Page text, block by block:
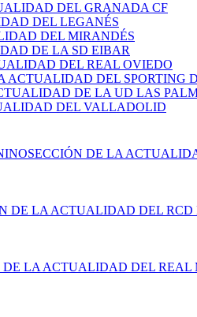
DEL GRANADA CF
DEL LEGANÉS
DEL MIRANDÉS
DE LA SD EIBAR
DEL REAL OVIEDO
ACTUALIDAD DEL SPORTING
DE LA UD LAS
DEL VALLADOLID
SECCIÓN DE LA
DE LA ACTUALIDAD DEL RCD
DE LA ACTUALIDAD DEL REAL